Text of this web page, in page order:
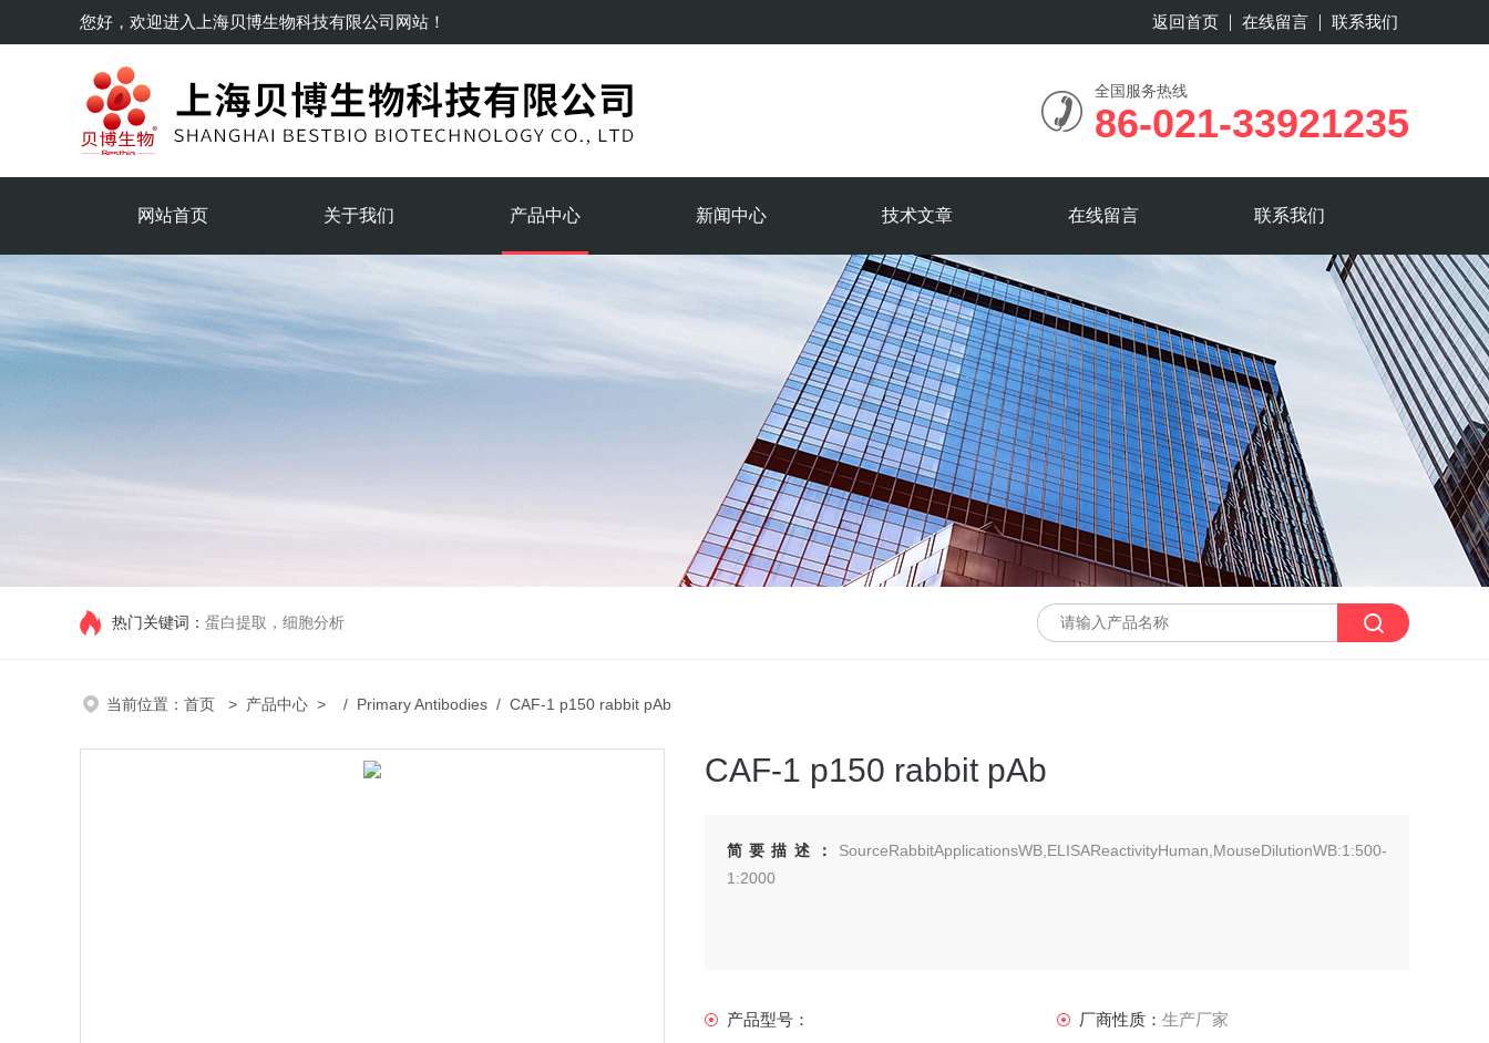
您好，欢迎进入 上海贝博生物科技有限公司网站！ 返回首页 在线留言 联系我们
全国服务热线
86-021-33921235
网站首页 关于我们 产品中心 新闻中心 技术文章 在线留言 联系我们
热门关键词： 蛋白提取，细胞分析
当前位置： 首页 > 产品中心 > / Primary Antibodies / CAF-1 p150 rabbit pAb
CAF-1 p150 rabbit pAb
简要描述： SourceRabbitApplicationsWB,ELISAReactivityHuman,MouseDilutionWB:1:500-
1:2000
产品型号： 厂商性质： 生产厂家